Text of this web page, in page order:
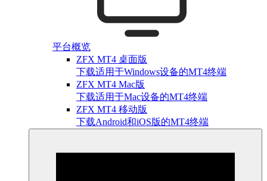
平台概览
ZFX MT4 桌面版
下载适用于Windows设备的MT4终端
ZFX MT4 Mac版
下载适用于Mac设备的MT4终端
ZFX MT4 移动版
下载Android和iOS版的MT4终端